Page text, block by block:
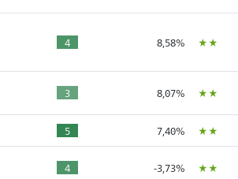
4 8,58% ÙÙ
3 8,07% ÙÙ
5 7,40% ÙÙ
4 -3,73% ÙÙ